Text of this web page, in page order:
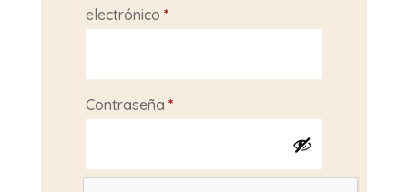
electrónico *Obligatorio
Contraseña *Obligatorio